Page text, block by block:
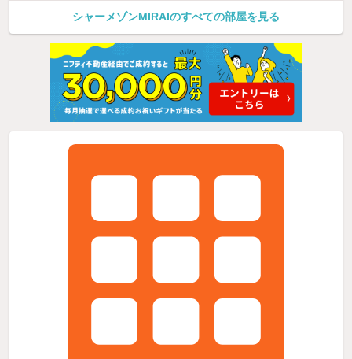
シャーメゾンMIRAIのすべての部屋を見る